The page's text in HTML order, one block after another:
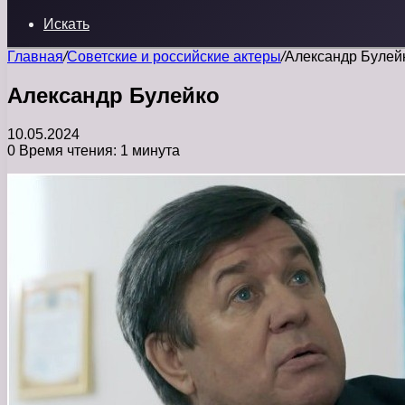
Искать
Главная/Советские и российские актеры/Александр
Александр Булейко
10.05.2024
0 Время чтения: 1 минута